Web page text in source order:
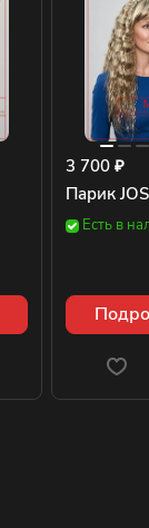
3 700 ₽
Парик
Есть в